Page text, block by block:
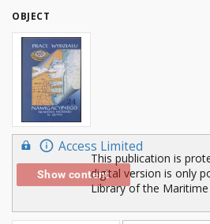
OBJECT
Access Limited
Show content
This publication is
digital version is only
Library of the